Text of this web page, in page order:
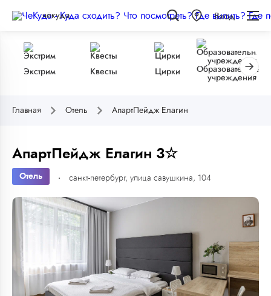
чёкуда Вход
Экстрим Квесты Цирки
Образовательные
учреждения
Главная Отель АпартПейдж Елагин
АпартПейдж Елагин 3☆
Отель санкт-петербург, улица савушкина, 104